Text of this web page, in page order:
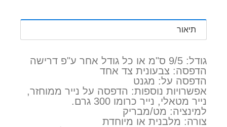
תיאור
גודל: 9/5 ס"מ או כל גודל אחר ע"פ דרישה
הדפסה: צבעונית צד אחד
הדפסה על: מגנט
אפשרויות נוספות: הדפסה על נייר ממוחזר,
נייר מטאלי, נייר כרומו 300 גרם.
למינציה: מט/מבריק
צורה: מלבנית או מיוחדת